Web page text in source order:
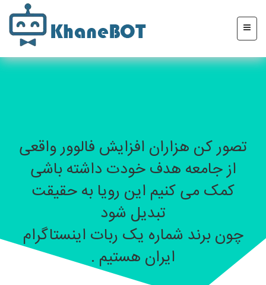
تصور کن هزاران افزایش فالوور واقعی
از جامعه هدف خودت داشته باشی
کمک می کنیم این رویا به حقیقت
تبدیل شود
چون برند شماره یک ربات اینستاگرام
ایران هستیم .